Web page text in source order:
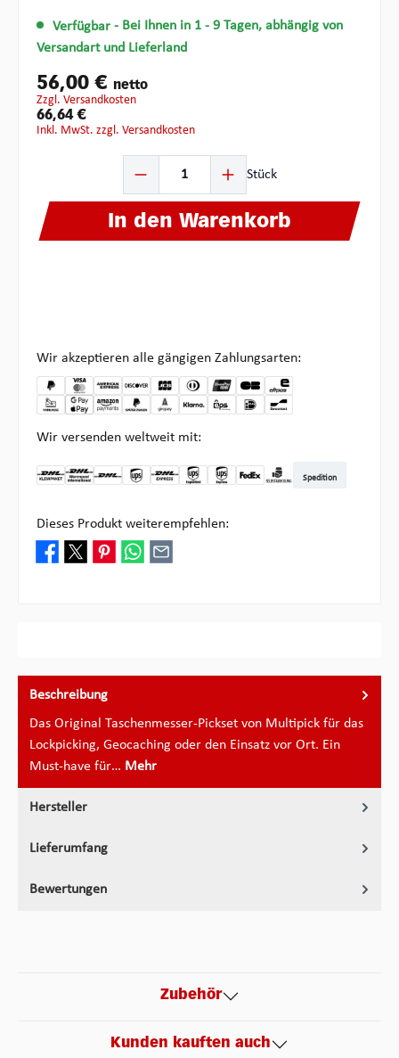
Verfügbar - Bei Ihnen in 1 - 9 Tagen, abhängig von
Versandart und Lieferland
56,00 € netto
zzgl. Versandkosten
66,64 €
inkl. MwSt. zzgl. Versandkosten
Stück
In den Warenkorb
Wir akzeptieren alle gängigen Zahlungsarten:
Wir versenden weltweit mit:
Spedition
Dieses Produkt weiterempfehlen:
Beschreibung
Das Original Taschenmesser-Pickset von Multipick für das
Lockpicking, Geocaching oder den Einsatz vor Ort. Ein
Must-have für… Mehr
Hersteller
Lieferumfang
Bewertungen
Zubehör
Kunden kauften auch